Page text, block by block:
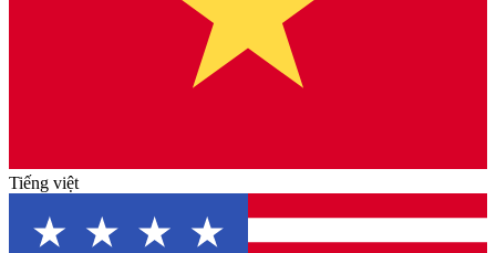
Tiếng việt